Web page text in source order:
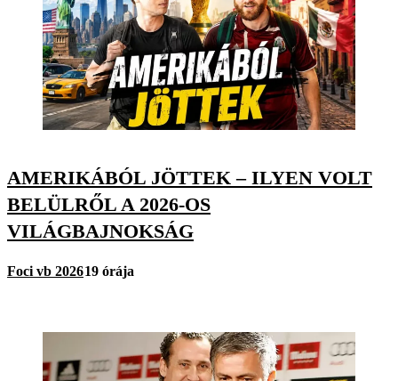
AMERIKÁBÓL JÖTTEK – ILYEN VOLT
BELÜLRŐL A 2026-OS
VILÁGBAJNOKSÁG
Foci vb 202619 órája